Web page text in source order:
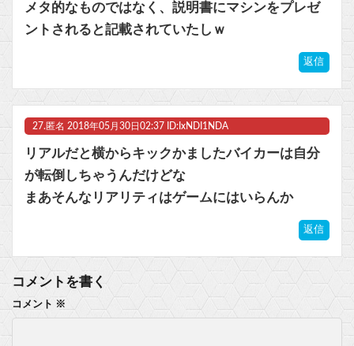
メタ的なものではなく、説明書にマシンをプレゼ
ントされると記載されていたしｗ
返信
27. 匿名 2018年05月30日02:37 ID:IxNDI1NDA
リアルだと横からキックかましたバイカーは自分
が転倒しちゃうんだけどな
まあそんなリアリティはゲームにはいらんか
返信
コメントを書く
コメント ※